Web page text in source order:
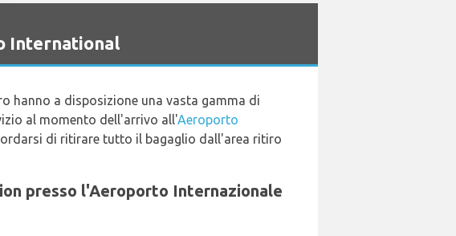
International
hanno a disposizione una vasta gamma di
al momento dell'arrivo all'Aeroporto
di ritirare tutto il bagaglio dall'area ritiro
presso l'Aeroporto Internazionale